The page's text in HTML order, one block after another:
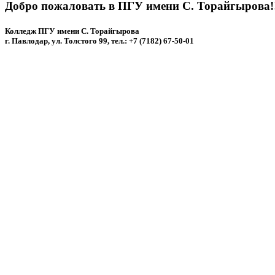
Добро пожаловать в ПГУ имени С.
Колледж ПГУ имени С. Торайгырова
г. Павлодар, ул. Толстого 99, тел.: +7 (7182) 67-50-01